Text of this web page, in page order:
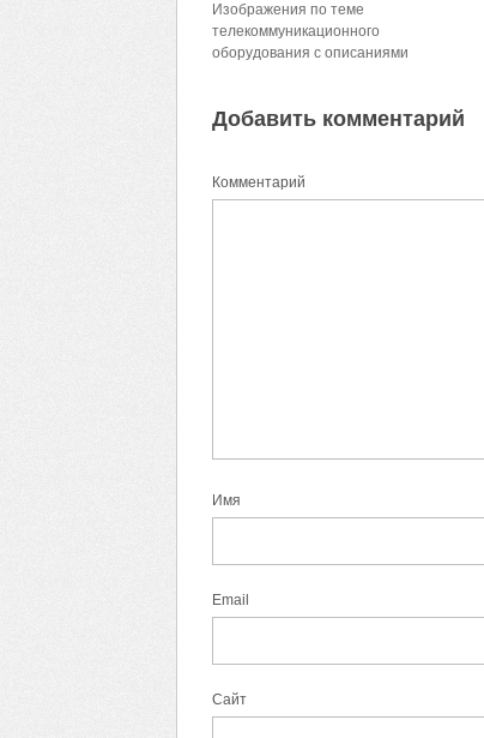
Изображения по теме
телекоммуникационного
оборудования с описаниями
Добавить комментарий
Комментарий
Имя
Email
Сайт